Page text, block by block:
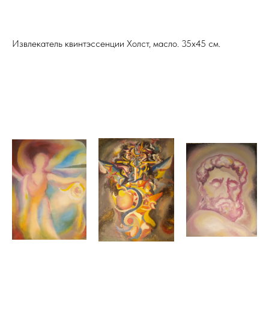
Извлекатель квинтэссенции Холст, масло. 35х45 см.